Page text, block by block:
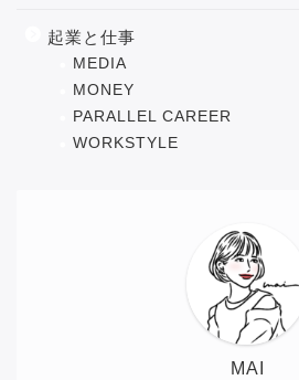
起業と仕事
MEDIA
MONEY
PARALLEL CAREER
WORKSTYLE
MAI